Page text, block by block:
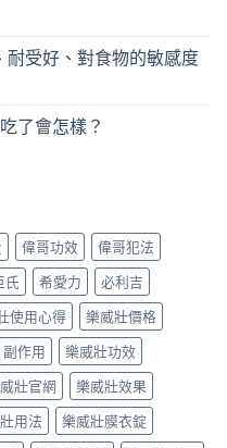
耐受好、對食物的敏感度
了會怎樣？
偉哥功效
偉哥犯法
氏 希愛力
必利吉
使用心得
樂威壯價格
作用
樂威壯功效
壯官網
樂威壯效果
用法
樂威壯膜衣錠